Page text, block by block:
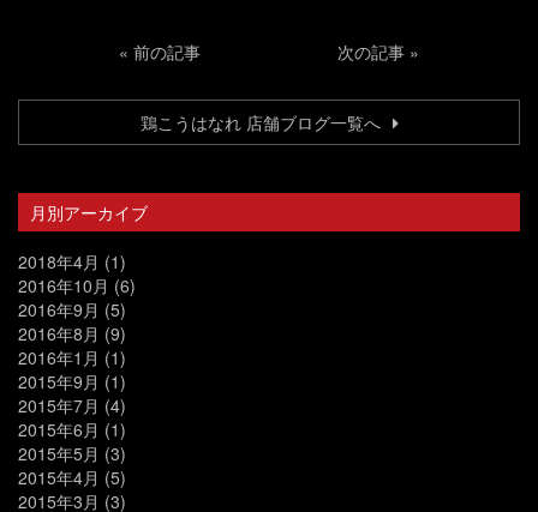
« 前の記事 次の記事 »
鶏こうはなれ 店舗ブログ一覧へ
月別アーカイブ
2018年4月 (1)
2016年10月 (6)
2016年9月 (5)
2016年8月 (9)
2016年1月 (1)
2015年9月 (1)
2015年7月 (4)
2015年6月 (1)
2015年5月 (3)
2015年4月 (5)
2015年3月 (3)